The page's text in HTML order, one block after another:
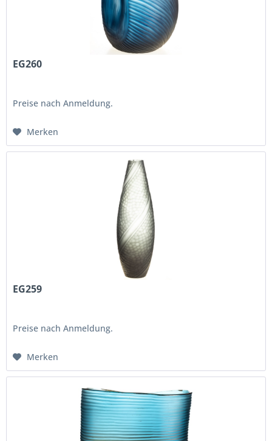
EG260
Preise nach Anmeldung.
Merken
EG259
Preise nach Anmeldung.
Merken